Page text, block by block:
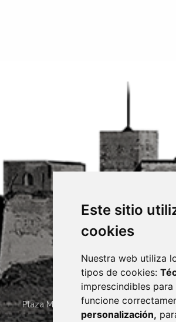
Este sitio
cookies
Nuestra web utiliza
tipos de cookies:
imprescindibles
funcione
personalización,
Plaza Mayor 4 22400 MONZÓN -
· (34) 974 400 700 ·